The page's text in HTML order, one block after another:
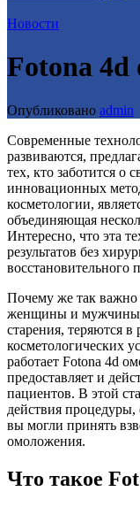
Новости
Fotona 4d
Опубликовано admin
Современные
развиваются,
тех, кто заботится о
инновационных
косметологии,
объединяющая
Интересно, что эта
результатов без
восстановительного
Почему же так важно
женщины и мужчины,
старения, теряются
косметологических
работает Fotona 4d
предоставляет и
пациентов. В этой
действия
вы могли принять
омоложения.
Что такое